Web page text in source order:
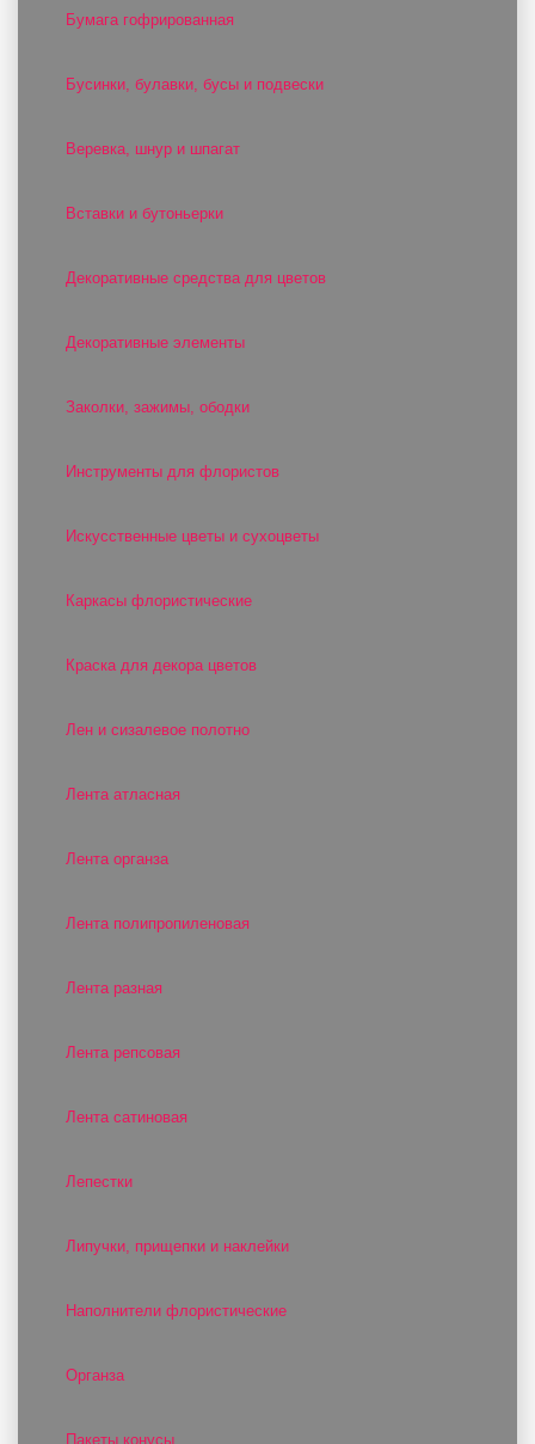
Бумага гофрированная
Бусинки, булавки, бусы и подвески
Веревка, шнур и шпагат
Вставки и бутоньерки
Декоративные средства для цветов
Декоративные элементы
Заколки, зажимы, ободки
Инструменты для флористов
Искусственные цветы и сухоцветы
Каркасы флористические
Краска для декора цветов
Лен и сизалевое полотно
Лента атласная
Лента органза
Лента полипропиленовая
Лента разная
Лента репсовая
Лента сатиновая
Лепестки
Липучки, прищепки и наклейки
Наполнители флористические
Органза
Пакеты конусы